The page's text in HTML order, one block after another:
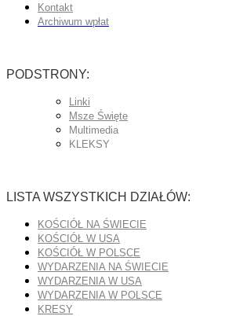
Kontakt
Archiwum wpłat
PODSTRONY:
Linki
Msze Święte
Multimedia
KLEKSY
LISTA WSZYSTKICH DZIAŁÓW:
KOŚCIÓŁ NA ŚWIECIE
KOŚCIÓŁ W USA
KOŚCIÓŁ W POLSCE
WYDARZENIA NA ŚWIECIE
WYDARZENIA W USA
WYDARZENIA W POLSCE
KRESY